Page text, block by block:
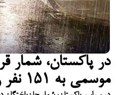
در پاکستان، شمار
موسمی به ۱۵۱ نفر رسید